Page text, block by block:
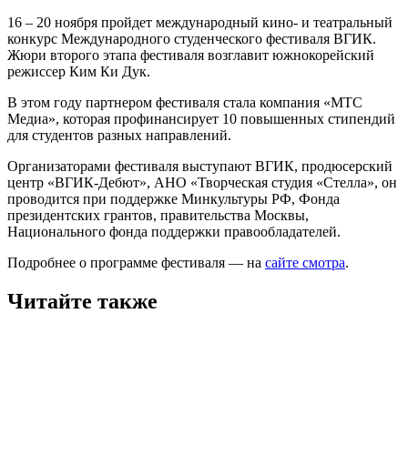
16 – 20 ноября пройдет международный кино- и театральный
конкурс Международного студенческого фестиваля ВГИК.
Жюри второго этапа фестиваля возглавит южнокорейский
режиссер Ким Ки Дук.
В этом году партнером фестиваля стала компания «МТС
Медиа», которая профинансирует 10 повышенных стипендий
для студентов разных направлений.
Организаторами фестиваля выступают ВГИК, продюсерский
центр «ВГИК-Дебют», АНО «Творческая студия «Стелла», он
проводится при поддержке Минкультуры РФ, Фонда
президентских грантов, правительства Москвы,
Национального фонда поддержки правообладателей.
Подробнее о программе фестиваля — на сайте смотра.
Читайте также